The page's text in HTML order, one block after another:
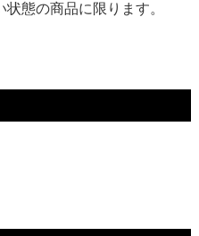
態の商品に限ります。